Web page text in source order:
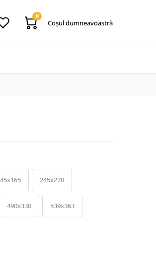
0
Coşul dumneavoastră
245x270
490x330 539x363